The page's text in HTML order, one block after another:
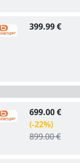
399.99 €
699.00 €
(-22%)
899.00 €